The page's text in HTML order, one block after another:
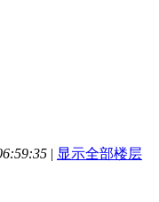
| 显示全部楼层